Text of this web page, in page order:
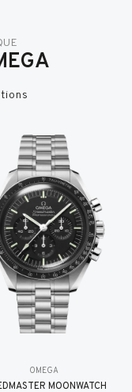
OMEGA
MOONWATCH